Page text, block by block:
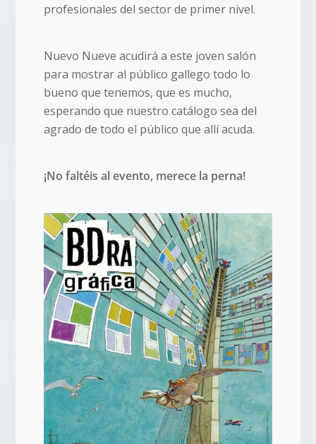
profesionales del sector de primer nivel.
Nuevo Nueve acudirá a este joven salón
para mostrar al público gallego todo lo
bueno que tenemos, que es mucho,
esperando que nuestro catálogo sea del
agrado de todo el público que allí acuda.
¡No faltéis al evento, merece la perna!